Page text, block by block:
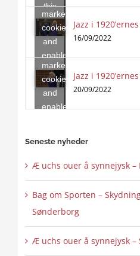
this
content
marketing
cookies
and
enable
this
content
Jazz i
16/09/2022
Click
to
accept
marketing
cookies
and
enable
Jazz i
20/09/2022
Seneste nyheder
Æ uchs ouer å synnejysk –
Bag om Sporten –
Sønderborg
Æ uchs ouer å synnejysk –